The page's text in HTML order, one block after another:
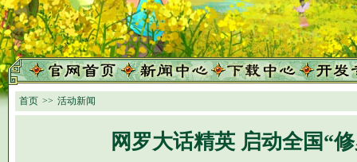
首页 >> 活动新闻
网罗大话精英 启动全国“